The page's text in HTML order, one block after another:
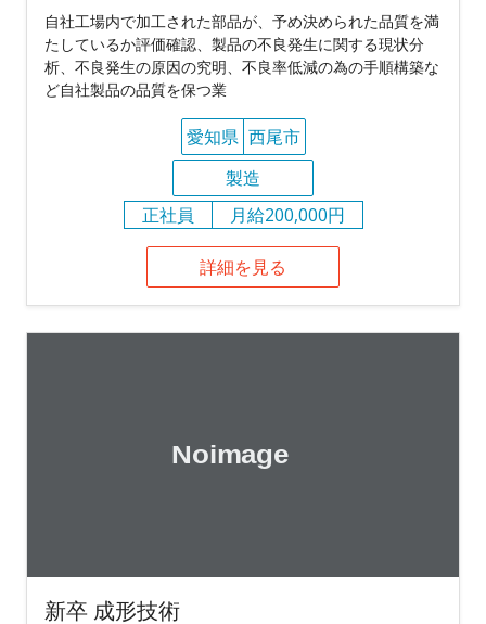
自社工場内で加工された部品が、予め決められた品質を満
たしているか評価確認、製品の不良発生に関する現状分
析、不良発生の原因の究明、不良率低減の為の手順構築な
ど自社製品の品質を保つ業
愛知県 西尾市
製造
正社員
月給200,000円
詳細を見る
新卒 成形技術